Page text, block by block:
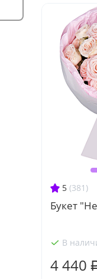
5 (381)
Букет
В
4 440